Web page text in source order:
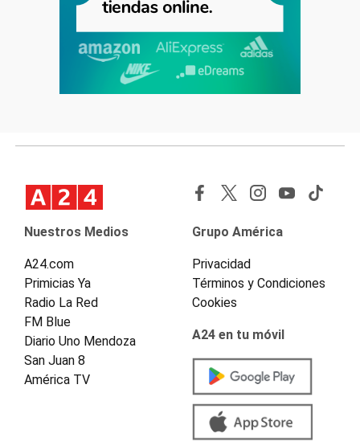
Nuestros Medios
A24.com
Primicias Ya
Radio La Red
FM Blue
Diario Uno Mendoza
San Juan 8
América TV
Grupo América
Privacidad
Términos y Condiciones
Cookies
A24 en tu móvil